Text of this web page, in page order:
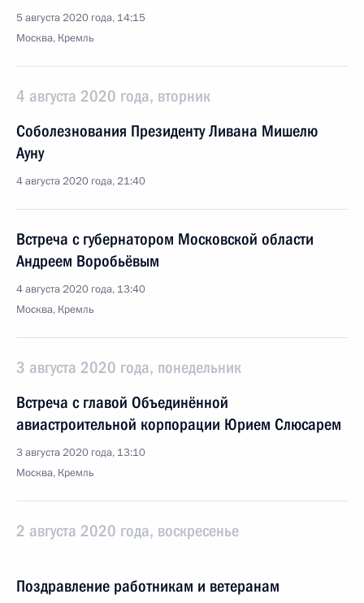
5 августа 2020 года, 14:15
Москва, Кремль
4 августа 2020 года, вторник
Соболезнования Президенту Ливана Мишелю
Ауну
4 августа 2020 года, 21:40
Встреча с губернатором Московской области
Андреем Воробьёвым
4 августа 2020 года, 13:40
Москва, Кремль
3 августа 2020 года, понедельник
Встреча с главой Объединённой
авиастроительной корпорации Юрием Слюсарем
3 августа 2020 года, 13:10
Москва, Кремль
2 августа 2020 года, воскресенье
Поздравление работникам и ветеранам